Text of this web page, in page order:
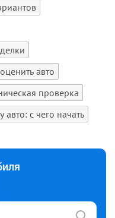
авто
проверка
авто: с чего начать